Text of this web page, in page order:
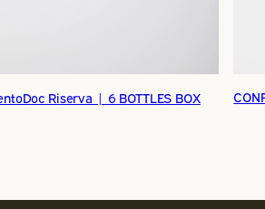
Riserva | 6 BOTTLES BOX